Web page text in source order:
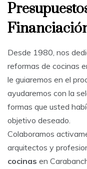
Desde 1980, nos
reformas de cocinas
le guiaremos en el
ayudaremos con la
formas que usted
objetivo deseado.
Colaboramos
arquitectos y
cocinas en